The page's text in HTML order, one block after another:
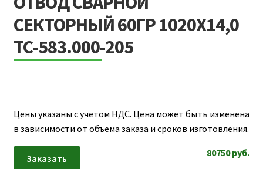
О КОМПАНИИ
НАШИ ОБЪЕКТЫ
КОНТАКТЫ
СЕКТОРНЫЙ 60ГР 1020Х14,0
ТС-583.000-205
Цены указаны с учетом НДС. Цена может быть изменена
в зависимости от объема заказа и сроков изготовления.
80750руб.